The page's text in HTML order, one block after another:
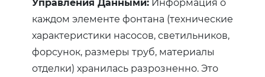
каждом элементе фонтана (технические
характеристики насосов, светильников,
форсунок, размеры труб, материалы
отделки) хранилась разрозненно. Это